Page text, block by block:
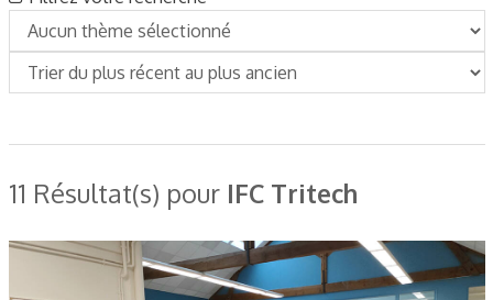
11 Résultat(s) pour IFC Tritech